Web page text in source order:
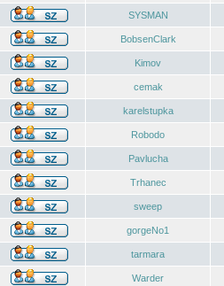
SYSMAN
BobsenClark
Kimov
cemak
karelstupka
Robodo
Pavlucha
Trhanec
sweep
gorgeNo1
tarmara
Warder